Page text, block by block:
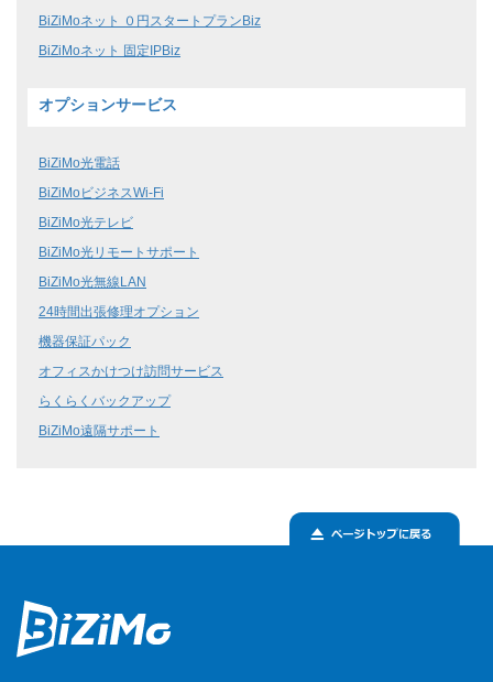
BiZiMoネット ０円スタートプランBiz
BiZiMoネット 固定IPBiz
オプションサービス
BiZiMo光電話
BiZiMoビジネスWi-Fi
BiZiMo光テレビ
BiZiMo光リモートサポート
BiZiMo光無線LAN
24時間出張修理オプション
機器保証パック
オフィスかけつけ訪問サービス
らくらくバックアップ
BiZiMo遠隔サポート